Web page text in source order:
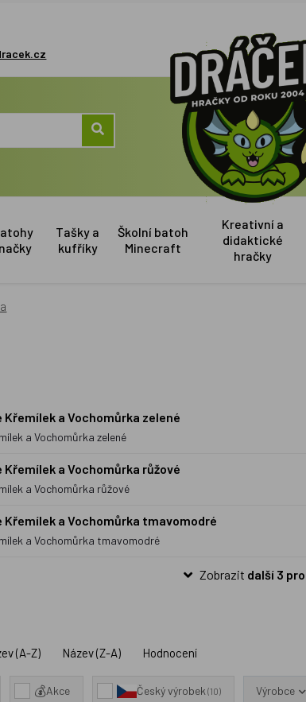
Tašky a
kufříky
Školní batoh
Minecraft
Kreativní a
didaktické
hračky
a Vochomůrka zelené
a Vochomůrka zelené
a Vochomůrka růžové
a Vochomůrka růžové
a Vochomůrka tmavomodré
a Vochomůrka tmavomodré
Zobrazit další 3
(A-Z) Název (Z-A) Hodnocení
💰Akce Český výrobek (10) Výrobce